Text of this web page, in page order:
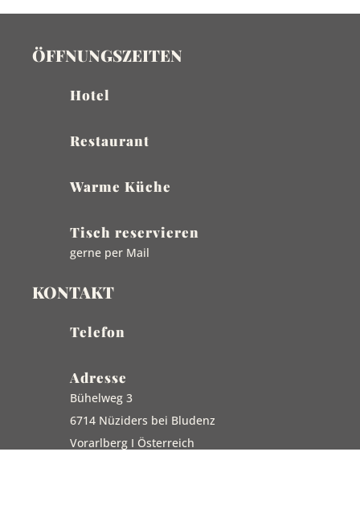
ÖFFNUNGSZEITEN
Hotel
Restaurant
Warme Küche
Tisch reservieren
gerne per Mail
KONTAKT
Telefon
Adresse
Bühelweg 3
6714 Nüziders bei Bludenz
Vorarlberg I Österreich